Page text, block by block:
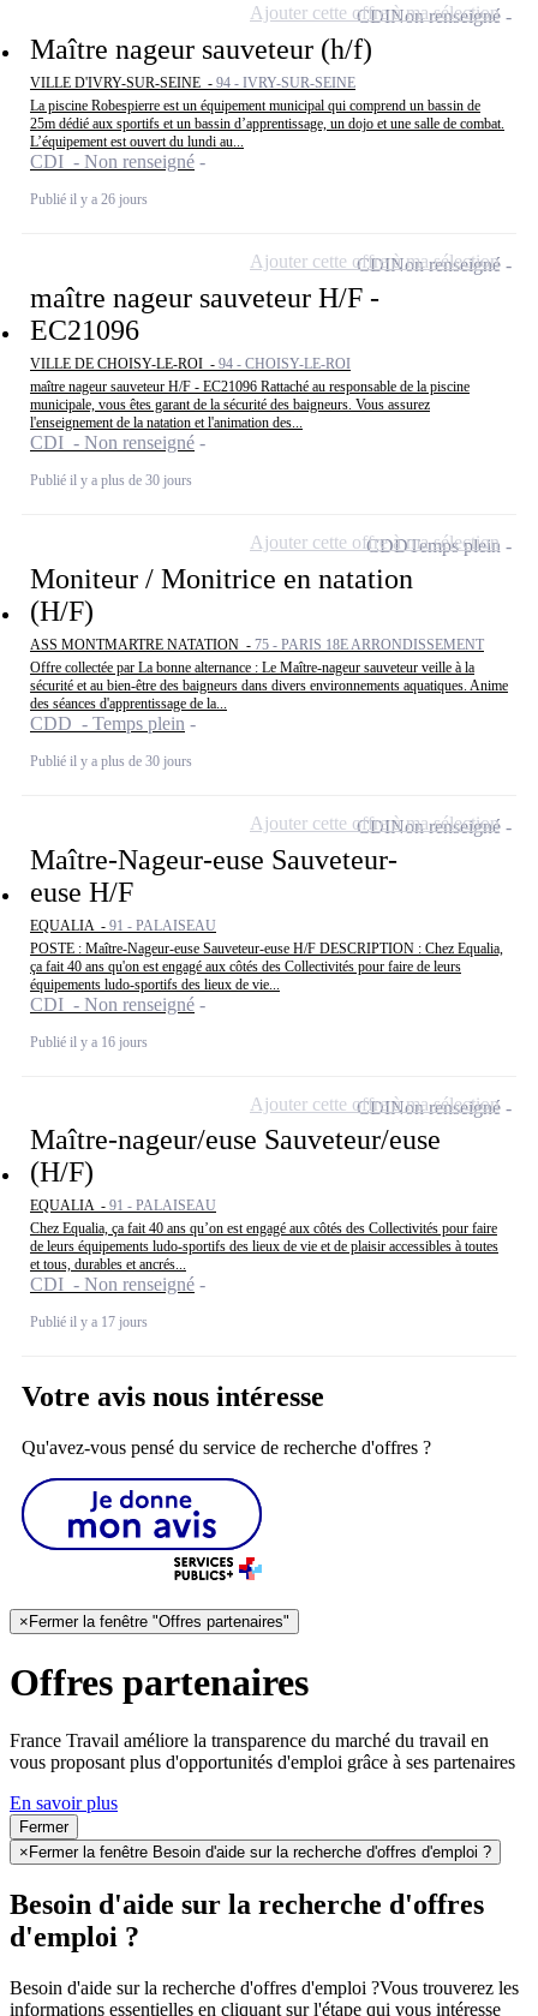
Maître nageur sauveteur (h/f)
VILLE D'IVRY-SUR-SEINE - 94 - IVRY-SUR-SEINE
La piscine Robespierre est un équipement municipal qui comprend un bassin de
25m dédié aux sportifs et un bassin d’apprentissage, un dojo et une salle de combat.
L’équipement est ouvert du lundi au...
CDI - Non renseigné
Publié il y a 26 jours
CDINon renseigné
Ajouter cette offre à ma sélection
maître nageur sauveteur H/F -
EC21096
VILLE DE CHOISY-LE-ROI - 94 - CHOISY-LE-ROI
maître nageur sauveteur H/F - EC21096 Rattaché au responsable de la piscine
municipale, vous êtes garant de la sécurité des baigneurs. Vous assurez
l'enseignement de la natation et l'animation des...
CDI - Non renseigné
Publié il y a plus de 30 jours
CDINon renseigné
Ajouter cette offre à ma sélection
Moniteur / Monitrice en natation
(H/F)
ASS MONTMARTRE NATATION - 75 - PARIS 18E ARRONDISSEMENT
Offre collectée par La bonne alternance : Le Maître-nageur sauveteur veille à la
sécurité et au bien-être des baigneurs dans divers environnements aquatiques. Anime
des séances d'apprentissage de la...
CDD - Temps plein
Publié il y a plus de 30 jours
CDDTemps plein
Ajouter cette offre à ma sélection
Maître-Nageur-euse Sauveteur-
euse H/F
EQUALIA - 91 - PALAISEAU
POSTE : Maître-Nageur-euse Sauveteur-euse H/F DESCRIPTION : Chez Equalia,
ça fait 40 ans qu'on est engagé aux côtés des Collectivités pour faire de leurs
équipements ludo-sportifs des lieux de vie...
CDI - Non renseigné
Publié il y a 16 jours
CDINon renseigné
Ajouter cette offre à ma sélection
Maître-nageur/euse Sauveteur/euse
(H/F)
EQUALIA - 91 - PALAISEAU
Chez Equalia, ça fait 40 ans qu’on est engagé aux côtés des Collectivités pour faire
de leurs équipements ludo-sportifs des lieux de vie et de plaisir accessibles à toutes
et tous, durables et ancrés...
CDI - Non renseigné
Publié il y a 17 jours
CDINon renseigné
Ajouter cette offre à ma sélection
Votre avis nous intéresse
Qu'avez-vous pensé du service de recherche d'offres ?
× Fermer la fenêtre "Offres partenaires"
Offres partenaires
France Travail améliore la transparence du marché du travail en
vous proposant plus d'opportunités d'emploi grâce à ses partenaires
En savoir plus
Fermer
× Fermer la fenêtre Besoin d'aide sur la recherche d'offres d'emploi ?
Besoin d'aide sur la recherche d'offres
d'emploi ?
Besoin d'aide sur la recherche d'offres d'emploi ?Vous trouverez les
informations essentielles en cliquant sur l'étape qui vous intéresse